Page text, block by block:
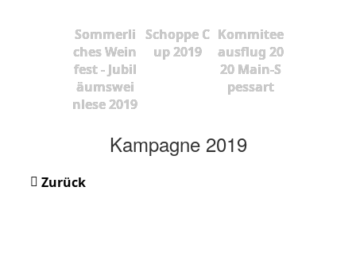
Sommerli
ches Wein
fest - Jubil
äumswei
nlese 2019
Schoppe C
up 2019
Kommitee
ausflug 20
20 Main-S
pessart
Kampagne 2019
Zurück